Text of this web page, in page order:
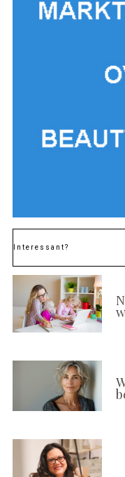
Interessant?